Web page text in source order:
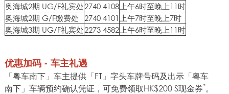
奥海城2期 UG/F礼宾处2740 4108 上午6时至晚上11时
奥海城2期 G/F缴费处 2740 4101 上午7时至晚上7时
奥海城3期 UG/F礼宾处2273 4582 上午6时至晚上11时
优惠加码 - 车主礼遇
「粤车南下」车主提供「FT」字头车牌号码及出示「粤车
南下」车辆预约确认凭证，可免费领取HK$200 S现金券*。